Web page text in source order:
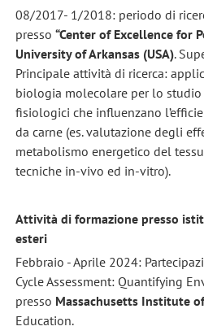
08/2017- 1/2018: periodo di
presso “Center of Excellence for
University of Arkansas (USA).
Principale attività di ricerca:
biologia molecolare per lo
fisiologici che influenzano
da carne (es. valutazione degli
metabolismo energetico del
tecniche in-vivo ed in-vitro).
Attività di formazione presso
esteri
Febbraio - Aprile 2024:
Cycle Assessment: Quantifying
presso Massachusetts Institute
Education.